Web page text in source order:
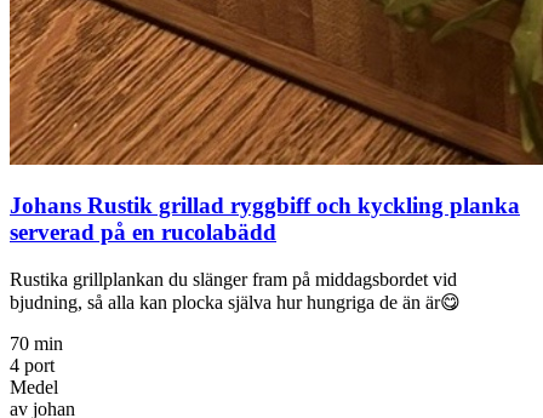
Johans Rustik grillad ryggbiff och kyckling planka
serverad på en rucolabädd
Rustika grillplankan du slänger fram på middagsbordet vid
bjudning, så alla kan plocka själva hur hungriga de än är😋
70 min
4 port
Medel
av johan